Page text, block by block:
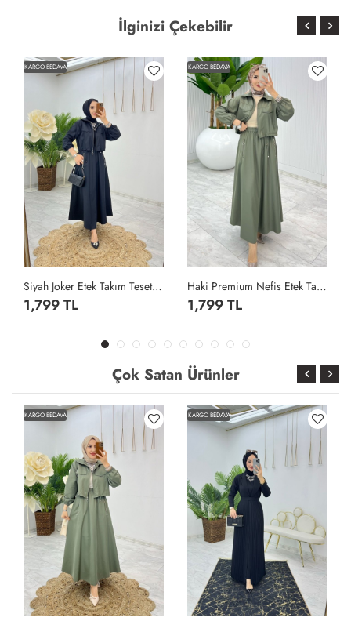
İlginizi Çekebilir
KARGO BEDAVA
Siyah Joker Etek Takım Tesettür Giyim Siyah
1,799 TL
KARGO BEDAVA
Haki Premium Nefis Etek Takım Tesettür Giyim Haki
1,799 TL
Çok Satan Ürünler
KARGO BEDAVA KARGO BEDAVA